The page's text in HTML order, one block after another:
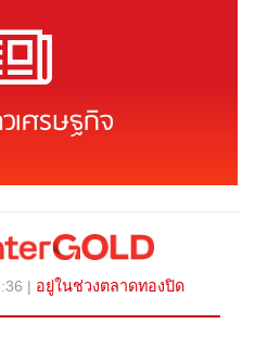
เศรษฐกิจ
| อยู่ในช่วงตลาดทองปิด